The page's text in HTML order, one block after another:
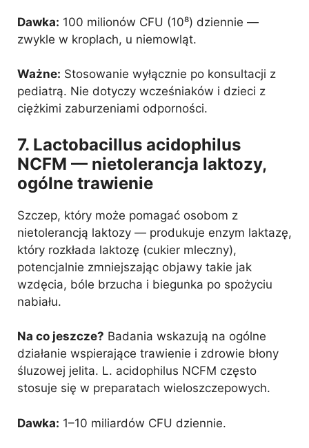
Dawka: 100 milionów CFU (10⁸) dziennie —
zwykle w kroplach, u niemowląt.
Ważne: Stosowanie wyłącznie po konsultacji z
pediatrą. Nie dotyczy wcześniaków i dzieci z
ciężkimi zaburzeniami odporności.
7. Lactobacillus acidophilus
NCFM — nietolerancja laktozy,
ogólne trawienie
Szczep, który może pomagać osobom z
nietolerancją laktozy — produkuje enzym laktazę,
który rozkłada laktozę (cukier mleczny),
potencjalnie zmniejszając objawy takie jak
wzdęcia, bóle brzucha i biegunka po spożyciu
nabiału.
Na co jeszcze? Badania wskazują na ogólne
działanie wspierające trawienie i zdrowie błony
śluzowej jelita. L. acidophilus NCFM często
stosuje się w preparatach wieloszczepowych.
Dawka: 1–10 miliardów CFU dziennie.